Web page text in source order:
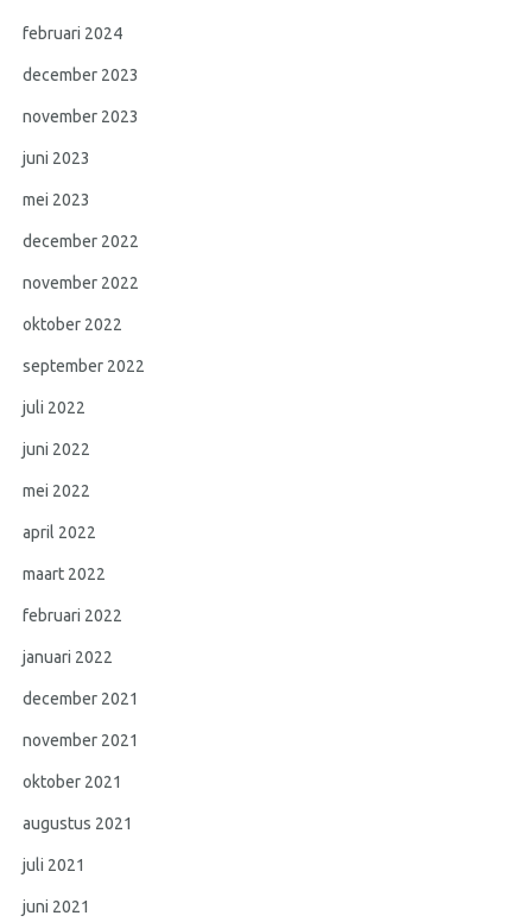
februari 2024
december 2023
november 2023
juni 2023
mei 2023
december 2022
november 2022
oktober 2022
september 2022
juli 2022
juni 2022
mei 2022
april 2022
maart 2022
februari 2022
januari 2022
december 2021
november 2021
oktober 2021
augustus 2021
juli 2021
juni 2021